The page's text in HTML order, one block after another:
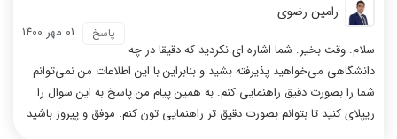
رامین رضوی
01 مهر 1400 پاسخ
سلام. وقت بخیر. شما اشاره ای نکردید که دقیقا در چه
دانشگاهی می‌خواهید پذیرفته بشید و بنابراین با این اطلاعات من نمی‌توانم
شما را بصورت دقیق راهنمایی کنم. به همین پیام من پاسخ به این سوال را
ریپلای کنید تا بتوانم بصورت دقیق تر راهنمایی تون کنم. موفق و پیروز باشید